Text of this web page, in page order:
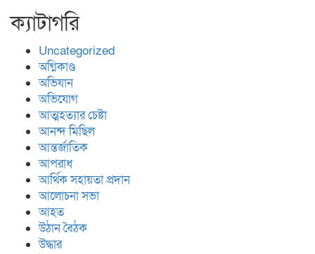
ক্যাটাগরি
Uncategorized
অগ্নিকাণ্ড
অভিযান
অভিযোগ
আত্মহত্যার চেষ্টা
আনন্দ মিছিল
আন্তর্জাতিক
আপরাধ
আর্থিক সহায়তা প্রদান
আলোচনা সভা
আহত
উঠান বৈঠক
উদ্ধার